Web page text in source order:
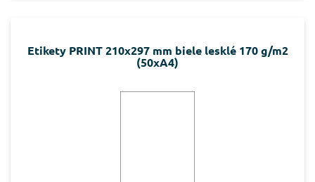
Etikety PRINT 210x297 mm biele lesklé 170 g/m2
(50xA4)